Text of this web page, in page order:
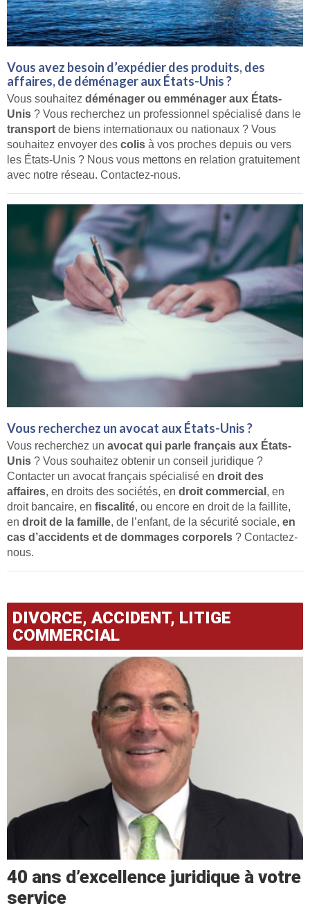
Vous avez besoin d’expédier des produits, des
affaires, de déménager aux États-Unis ?
Vous souhaitez déménager ou emménager aux États-
Unis ? Vous recherchez un professionnel spécialisé dans le
transport de biens internationaux ou nationaux ? Vous
souhaitez envoyer des colis à vos proches depuis ou vers
les États-Unis ? Nous vous mettons en relation gratuitement
avec notre réseau. Contactez-nous.
Vous recherchez un avocat aux États-Unis ?
Vous recherchez un avocat qui parle français aux États-
Unis ? Vous souhaitez obtenir un conseil juridique ?
Contacter un avocat français spécialisé en droit des
affaires, en droits des sociétés, en droit commercial , en
droit bancaire, en fiscalité, ou encore en droit de la faillite,
en droit de la famille, de l’enfant, de la sécurité sociale, en
cas d’accidents et de dommages corporels ? Contactez-
nous.
DIVORCE, ACCIDENT, LITIGE
COMMERCIAL
40 ans d’excellence juridique à votre
service